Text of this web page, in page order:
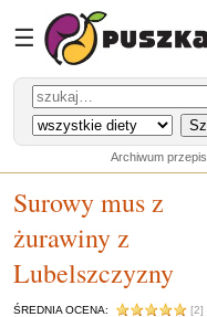
☰
Archiwum
Surowy mus z
żurawiny z
Lubelszczyzny
ŚREDNIA OCENA: [2]